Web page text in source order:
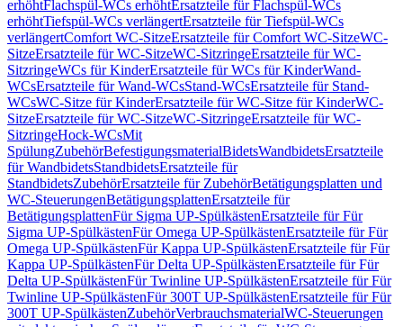
erhöhtFlachspül-WCs erhöhtErsatzteile für Flachspül-WCs
erhöhtTiefspül-WCs verlängertErsatzteile für Tiefspül-WCs
verlängertComfort WC-SitzeErsatzteile für Comfort WC-SitzeWC-
SitzeErsatzteile für WC-SitzeWC-SitzringeErsatzteile für WC-
SitzringeWCs für KinderErsatzteile für WCs für KinderWand-
WCsErsatzteile für Wand-WCsStand-WCsErsatzteile für Stand-
WCsWC-Sitze für KinderErsatzteile für WC-Sitze für KinderWC-
SitzeErsatzteile für WC-SitzeWC-SitzringeErsatzteile für WC-
SitzringeHock-WCsMit
SpülungZubehörBefestigungsmaterialBidetsWandbidetsErsatzteile
für WandbidetsStandbidetsErsatzteile für
StandbidetsZubehörErsatzteile für ZubehörBetätigungsplatten und
WC-SteuerungenBetätigungsplattenErsatzteile für
BetätigungsplattenFür Sigma UP-SpülkästenErsatzteile für Für
Sigma UP-SpülkästenFür Omega UP-SpülkästenErsatzteile für Für
Omega UP-SpülkästenFür Kappa UP-SpülkästenErsatzteile für Für
Kappa UP-SpülkästenFür Delta UP-SpülkästenErsatzteile für Für
Delta UP-SpülkästenFür Twinline UP-SpülkästenErsatzteile für Für
Twinline UP-SpülkästenFür 300T UP-SpülkästenErsatzteile für Für
300T UP-SpülkästenZubehörVerbrauchsmaterialWC-Steuerungen